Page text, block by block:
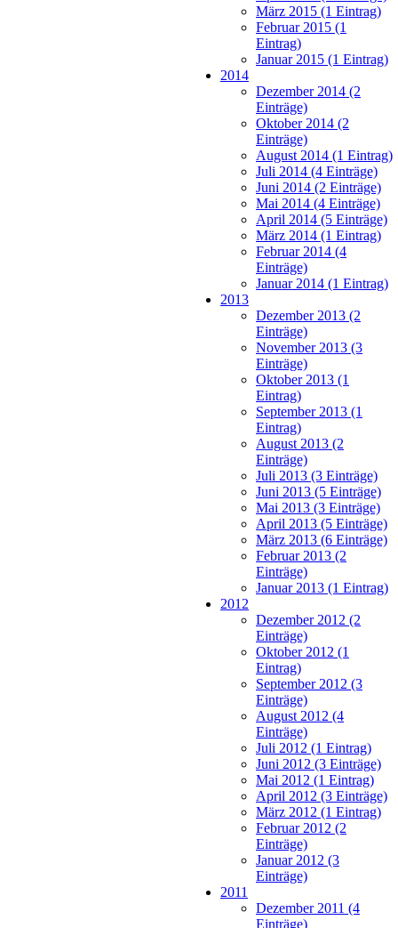
März 2015 (1 Eintrag)
Februar 2015 (1
Eintrag)
Januar 2015 (1 Eintrag)
2014
Dezember 2014 (2
Einträge)
Oktober 2014 (2
Einträge)
August 2014 (1 Eintrag)
Juli 2014 (4 Einträge)
Juni 2014 (2 Einträge)
Mai 2014 (4 Einträge)
April 2014 (5 Einträge)
März 2014 (1 Eintrag)
Februar 2014 (4
Einträge)
Januar 2014 (1 Eintrag)
2013
Dezember 2013 (2
Einträge)
November 2013 (3
Einträge)
Oktober 2013 (1
Eintrag)
September 2013 (1
Eintrag)
August 2013 (2
Einträge)
Juli 2013 (3 Einträge)
Juni 2013 (5 Einträge)
Mai 2013 (3 Einträge)
April 2013 (5 Einträge)
März 2013 (6 Einträge)
Februar 2013 (2
Einträge)
Januar 2013 (1 Eintrag)
2012
Dezember 2012 (2
Einträge)
Oktober 2012 (1
Eintrag)
September 2012 (3
Einträge)
August 2012 (4
Einträge)
Juli 2012 (1 Eintrag)
Juni 2012 (3 Einträge)
Mai 2012 (1 Eintrag)
April 2012 (3 Einträge)
März 2012 (1 Eintrag)
Februar 2012 (2
Einträge)
Januar 2012 (3
Einträge)
2011
Dezember 2011 (4
Einträge)